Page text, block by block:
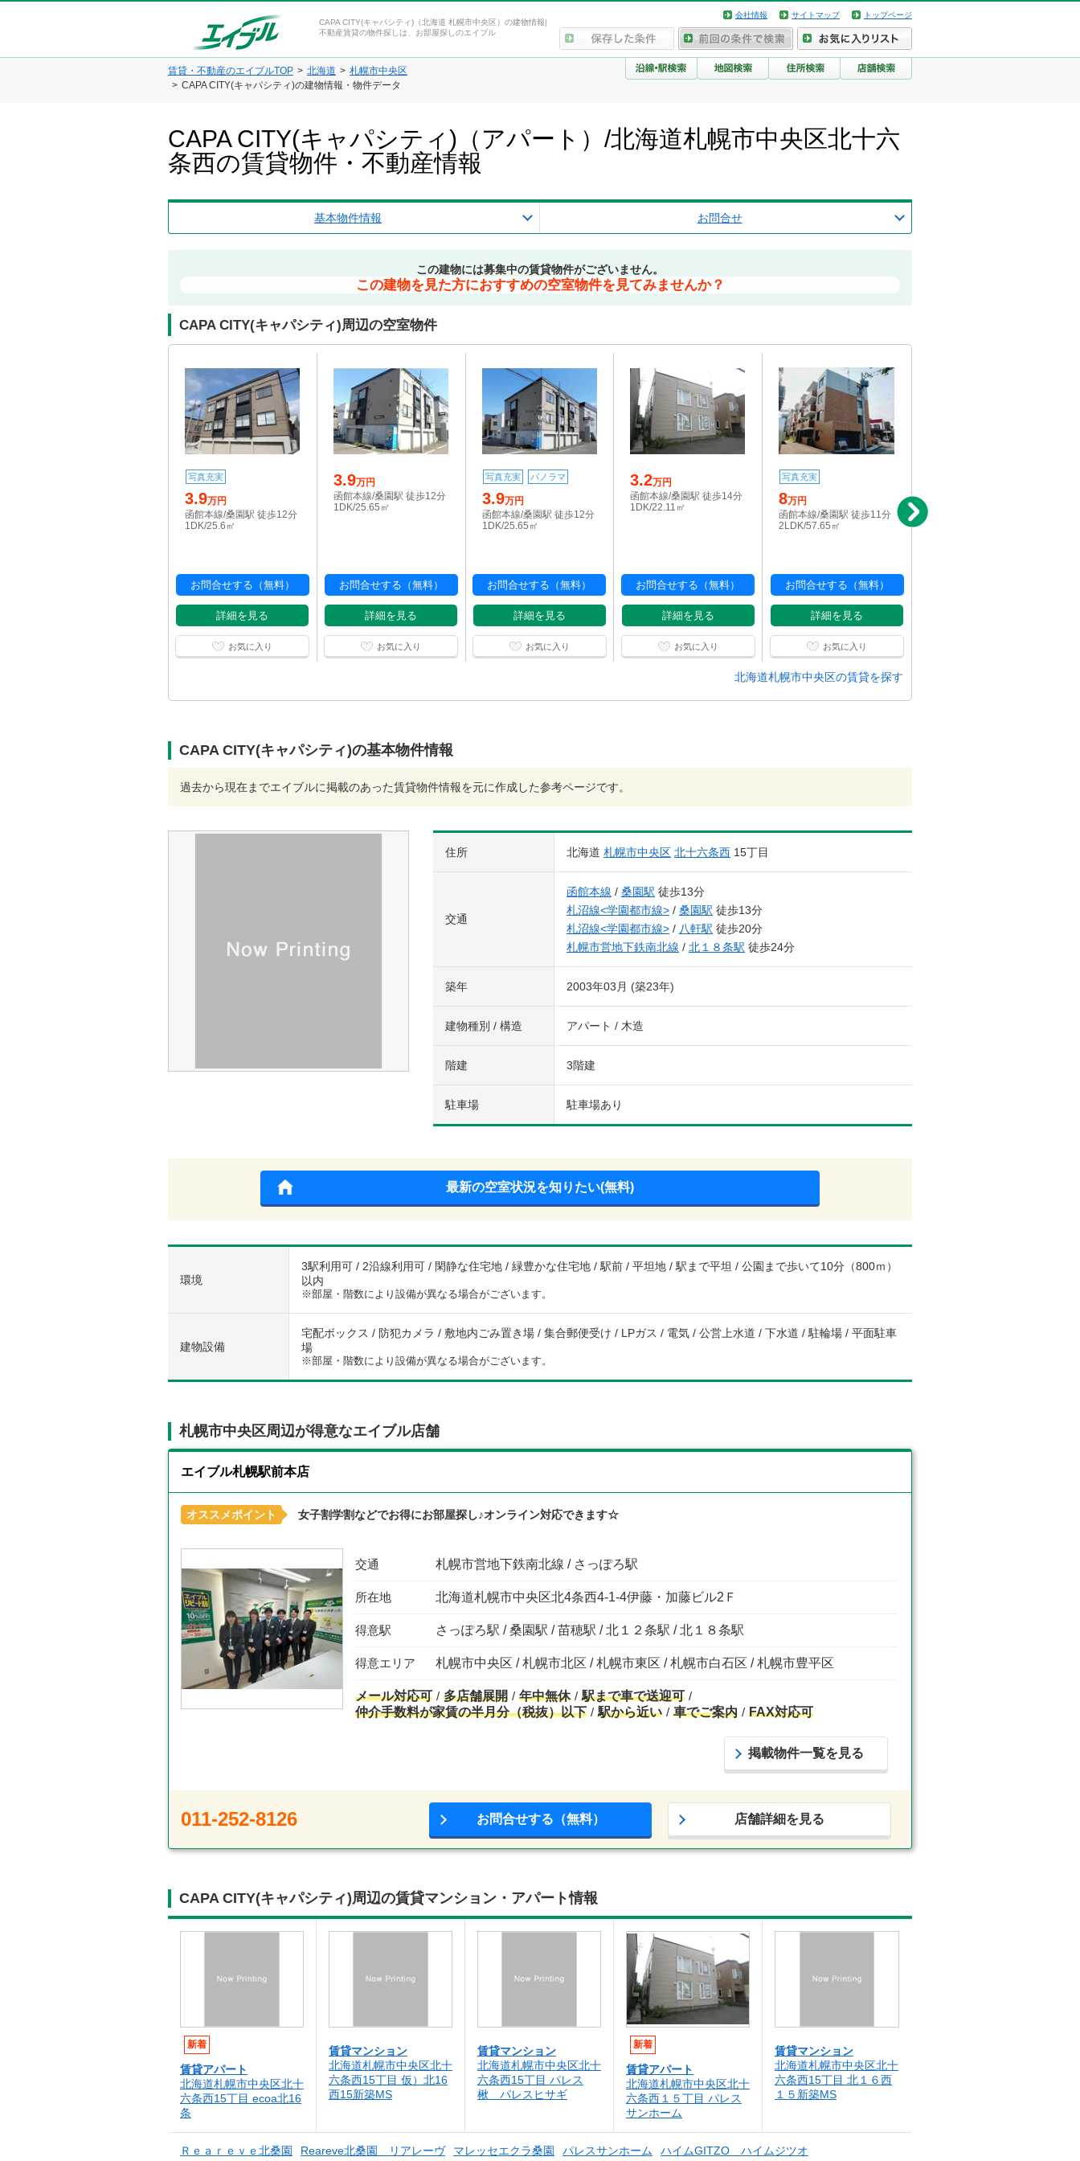
CAPA CITY(キャパシティ)（北海道 札幌市中央区）の建物情報|
不動産賃貸の物件探しは、お部屋探しのエイブル
会社情報 サイトマップ トップページ
賃貸・不動産のエイブルTOP 北海道
札幌市中央区
CAPA CITY(キャパシティ)の建物情報・物件データ
CAPA CITY(キャパシティ)（アパート）/北海道札幌市中央区北十六
条西の賃貸物件・不動産情報
基本物件情報 お問合せ
この建物には募集中の賃貸物件がございません。
この建物を見た方におすすめの空室物件を見てみませんか？
CAPA CITY(キャパシティ)周辺の空室物件
写真充実
3.9万円
函館本線/桑園駅 徒歩12分
1DK/25.6㎡
お問合せする（無料）
詳細を見る
お気に入り
3.9万円
函館本線/桑園駅 徒歩12分
1DK/25.65㎡
お問合せする（無料）
詳細を見る
お気に入り
写真充実 パノラマ
3.9万円
函館本線/桑園駅 徒歩12分
1DK/25.65㎡
お問合せする（無料）
詳細を見る
お気に入り
3.2万円
函館本線/桑園駅 徒歩14分
1DK/22.11㎡
お問合せする（無料）
詳細を見る
お気に入り
写真充実
8万円
函館本線/桑園駅 徒歩11分
2LDK/57.65㎡
お問合せする（無料）
詳細を見る
お気に入り
函館本線/桑園駅 徒歩12分
北海道札幌市中央区の賃貸を探す
CAPA CITY(キャパシティ)の基本物件情報
過去から現在までエイブルに掲載のあった賃貸物件情報を元に作成した参考ページです。
住所 北海道 札幌市中央区 北十六条西 15丁目
交通
函館本線 / 桑園駅 徒歩13分
札沼線<学園都市線> / 桑園駅 徒歩13分
札沼線<学園都市線> / 八軒駅 徒歩20分
札幌市営地下鉄南北線 / 北１８条駅 徒歩24分
築年 2003年03月 (築23年)
建物種別 / 構造 アパート / 木造
階建 3階建
駐車場 駐車場あり
最新の空室状況を知りたい(無料)
環境
3駅利用可 / 2沿線利用可 / 閑静な住宅地 / 緑豊かな住宅地 / 駅前 / 平坦地 / 駅まで平坦 / 公園まで歩いて10分（800ｍ）
以内
※部屋・階数により設備が異なる場合がございます。
建物設備
宅配ボックス / 防犯カメラ / 敷地内ごみ置き場 / 集合郵便受け / LPガス / 電気 / 公営上水道 / 下水道 / 駐輪場 / 平面駐車
場
※部屋・階数により設備が異なる場合がございます。
札幌市中央区周辺が得意なエイブル店舗
エイブル札幌駅前本店
オススメポイント 女子割学割などでお得にお部屋探し♪オンライン対応できます☆
交通 札幌市営地下鉄南北線 / さっぽろ駅
所在地 北海道札幌市中央区北4条西4-1-4伊藤・加藤ビル2Ｆ
得意駅 さっぽろ駅 / 桑園駅 / 苗穂駅 / 北１２条駅 / 北１８条駅
得意エリア 札幌市中央区 / 札幌市北区 / 札幌市東区 / 札幌市白石区 / 札幌市豊平区
メール対応可 多店舗展開 年中無休
駅まで車で送迎可
仲介手数料が家賃の半月分（税抜）以下
駅から近い 車でご案内 FAX対応可
掲載物件一覧を見る
011-252-8126 お問合せする（無料） 店舗詳細を見る
CAPA CITY(キャパシティ)周辺の賃貸マンション・アパート情報
新着
賃貸アパート
北海道札幌市中央区北十
六条西15丁目 ecoa北16
条
賃貸マンション
北海道札幌市中央区北十
六条西15丁目 仮）北16
西15新築MS
賃貸マンション
北海道札幌市中央区北十
六条西15丁目 パレス
楸 パレスヒサギ
新着
賃貸アパート
北海道札幌市中央区北十
六条西１５丁目 パレス
サンホーム
賃貸マンション
北海道札幌市中央区北十
六条西15丁目 北１６西
１５新築MS
Ｒｅａｒｅｖｅ北桑園 Reareve北桑園 リアレーヴ マレッセエクラ桑園 パレスサンホーム
ハイムGITZO ハイムジツオ